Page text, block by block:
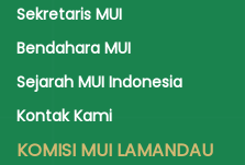
Sekretaris MUI
Bendahara MUI
Sejarah MUI Indonesia
Kontak Kami
KOMISI MUI LAMANDAU